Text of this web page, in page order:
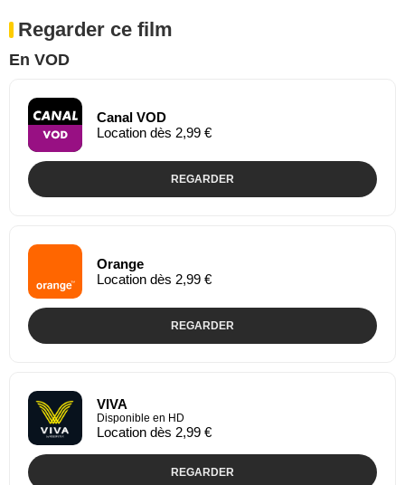
Regarder ce film
En VOD
Canal VOD
Location dès 2,99 €
REGARDER
Orange
Location dès 2,99 €
REGARDER
VIVA
Disponible en HD
Location dès 2,99 €
REGARDER